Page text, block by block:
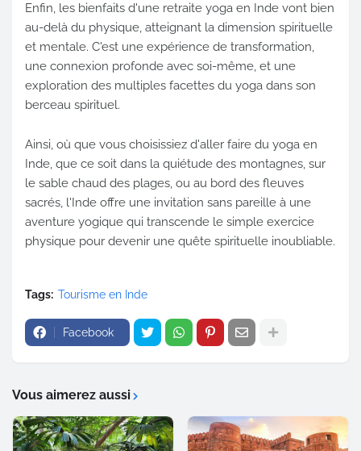
Enfin, les bienfaits d'une retraite yoga en Inde vont bien
au-delà du physique, atteignant la dimension spirituelle
et mentale. C'est une expérience de transformation,
une connexion profonde avec soi-même, et une
exploration des multiples facettes du yoga dans son
berceau spirituel.
Ainsi, où que vous choisissiez d'aller faire du yoga en
Inde, que ce soit dans la quiétude des montagnes, sur
le sable chaud des plages, ou au bord des fleuves
sacrés, l'Inde offre une invitation sans pareille à une
aventure yogique qui transcende le simple exercice
physique pour devenir une quête spirituelle inoubliable.
Tags: Tourisme en Inde
Facebook
Vous aimerez aussi